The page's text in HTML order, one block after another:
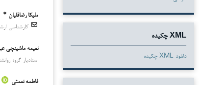
XML چکیده
دانلود XML چکیده
ملیکا رضاقلیان *
کارشناسی
نعیمه ماشینچی
استادیار گروه
فاطمه نعمتی
دانلودها